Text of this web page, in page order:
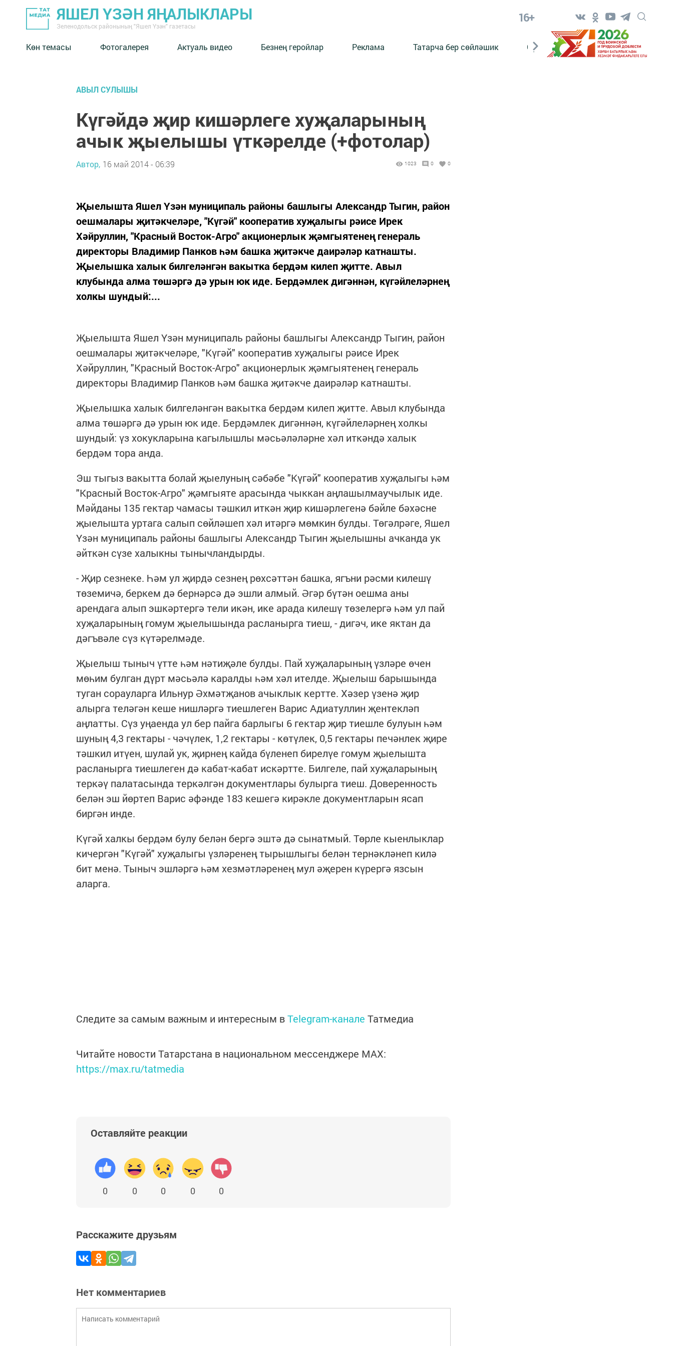
ЯШЕЛ ҮЗӘН ЯҢАЛЫКЛАРЫ
Зеленодольск районының "Яшел Үзән" газетасы
16+
Көн темасы Фотогалерея Актуаль видео Безнең геройлар Реклама Татарча бер сөйләшик Сүз тарихы Яшь хәбәрче
АВЫЛ СУЛЫШЫ
Күгәйдә җир кишәрлеге хуҗаларының
ачык җыелышы үткәрелде (+фотолар)
Автор, 16 май 2014 - 06:39 1023 0 0
Җыелышта Яшел Үзән муниципаль районы башлыгы Александр Тыгин, район
оешмалары җитәкчеләре, "Күгәй" кооператив хуҗалыгы рәисе Ирек
Хәйруллин, "Красный Восток-Агро" акционерлык җәмгыятенең генераль
директоры Владимир Панков һәм башка җитәкче даирәләр катнашты.
Җыелышка халык билгеләнгән вакытка бердәм килеп җитте. Авыл
клубында алма төшәргә дә урын юк иде. Бердәмлек дигәннән, күгәйлеләрнең
холкы шундый:...
Җыелышта Яшел Үзән муниципаль районы башлыгы Александр Тыгин, район
оешмалары җитәкчеләре, "Күгәй" кооператив хуҗалыгы рәисе Ирек
Хәйруллин, "Красный Восток-Агро" акционерлык җәмгыятенең генераль
директоры Владимир Панков һәм башка җитәкче даирәләр катнашты.
Җыелышка халык билгеләнгән вакытка бердәм килеп җитте. Авыл клубында
алма төшәргә дә урын юк иде. Бердәмлек дигәннән, күгәйлеләрнең холкы
шундый: үз хокукларына кагылышлы мәсьәләләрне хәл иткәндә халык
бердәм тора анда.
Эш тыгыз вакытта болай җыелуның сәбәбе "Күгәй" кооператив хуҗалыгы һәм
"Красный Восток-Агро" җәмгыяте арасында чыккан аңлашылмаучылык иде.
Мәйданы 135 гектар чамасы тәшкил иткән җир кишәрлегенә бәйле бәхәсне
җыелышта уртага салып сөйләшеп хәл итәргә мөмкин булды. Төгәлрәге, Яшел
Үзән муниципаль районы башлыгы Александр Тыгин җыелышны ачканда ук
әйткән сүзе халыкны тынычландырды.
- Җир сезнеке. Һәм ул җирдә сезнең рөхсәттән башка, ягъни рәсми килешү
төземичә, беркем дә бернәрсә дә эшли алмый. Әгәр бүтән оешма аны
арендага алып эшкәртергә тели икән, ике арада килешү төзелергә һәм ул пай
хуҗаларының гомум җыелышында расланырга тиеш, - дигәч, ике яктан да
дәгъвәле сүз күтәрелмәде.
Җыелыш тыныч үтте һәм нәтиҗәле булды. Пай хуҗаларының үзләре өчен
мөһим булган дүрт мәсьәлә каралды һәм хәл ителде. Җыелыш барышында
туган сорауларга Ильнур Әхмәтҗанов ачыклык кертте. Хәзер үзенә җир
алырга теләгән кеше нишләргә тиешлеген Варис Адиатуллин җентекләп
аңлатты. Сүз уңаенда ул бер пайга барлыгы 6 гектар җир тиешле булуын һәм
шуның 4,3 гектары - чәчүлек, 1,2 гектары - көтүлек, 0,5 гектары печәнлек җире
тәшкил итүен, шулай ук, җирнең кайда бүленеп бирелүе гомум җыелышта
расланырга тиешлеген дә кабат-кабат искәртте. Билгеле, пай хуҗаларының
теркәү палатасында теркәлгән документлары булырга тиеш. Доверенность
белән эш йөртеп Варис әфәнде 183 кешегә кирәкле документларын ясап
биргән инде.
Күгәй халкы бердәм булу белән бергә эштә дә сынатмый. Төрле кыенлыклар
кичергән "Күгәй" хуҗалыгы үзләренең тырышлыгы белән тернәкләнеп килә
бит менә. Тыныч эшләргә һәм хезмәтләренең мул әҗерен күрергә язсын
аларга.
Следите за самым важным и интересным вTelegram-канале Татмедиа
Читайте новости Татарстана в национальном мессенджере MАХ:
https://max.ru/tatmedia
Оставляйте реакции
0 0 0 0 0
Расскажите друзьям
Нет комментариев